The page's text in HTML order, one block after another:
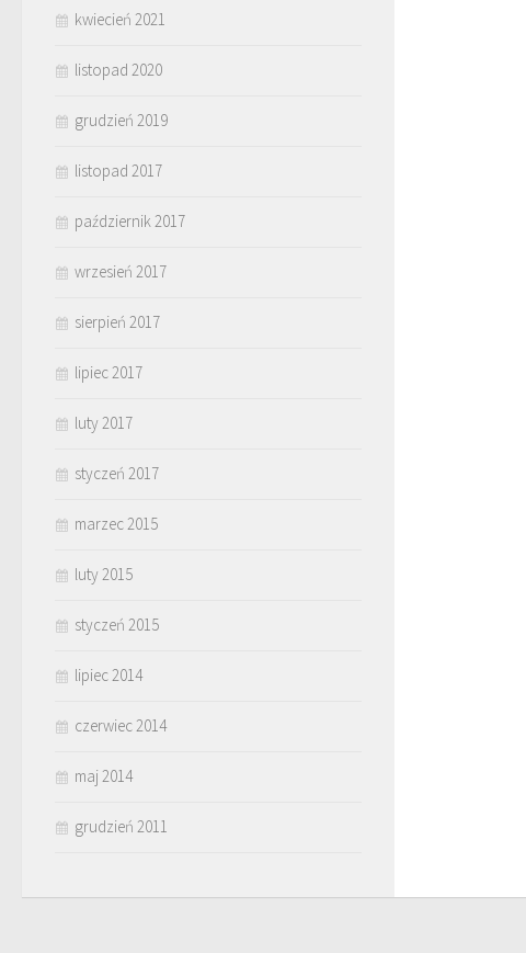
kwiecień 2021
listopad 2020
grudzień 2019
listopad 2017
październik 2017
wrzesień 2017
sierpień 2017
lipiec 2017
luty 2017
styczeń 2017
marzec 2015
luty 2015
styczeń 2015
lipiec 2014
czerwiec 2014
maj 2014
grudzień 2011